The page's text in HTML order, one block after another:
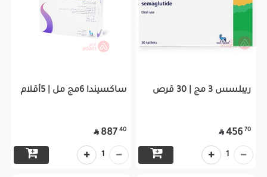
ريبلسس 3 مج | 30 قرص
70
456

1
ساكسيندا 6مج مل | 5أقلام
40
887

1